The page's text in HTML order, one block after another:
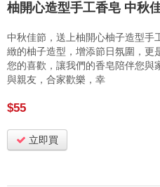
柚開心造型手工香皂 中秋
中秋佳節，送上柚開心柚子造型手
緻的柚子造型，增添節日氛圍，更
您的喜歡，讓我們的香皂陪伴您與
與親友，合家歡樂，幸
$55
立即買